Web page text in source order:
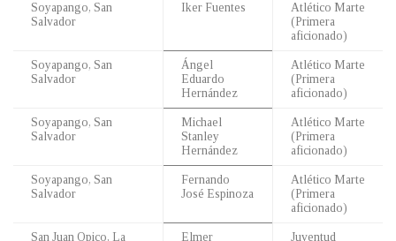
Soyapango, San
Salvador
Iker Fuentes
Atlético Marte
(Primera
aficionado)
Soyapango, San
Salvador
Ángel
Eduardo
Hernández
Atlético Marte
(Primera
aficionado)
Soyapango, San
Salvador
Michael
Stanley
Hernández
Atlético Marte
(Primera
aficionado)
Soyapango, San
Salvador
Fernando
José Espinoza
Atlético Marte
(Primera
aficionado)
San Juan Opico, La Elmer Juventud